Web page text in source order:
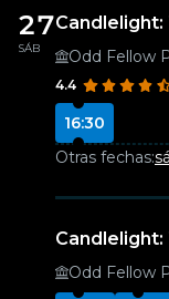
27
SÁB
Candlelight:
Odd Fellow
4.4
16:30
Otras fechas:
Odd Fellow